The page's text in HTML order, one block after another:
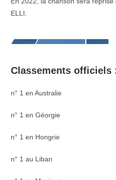
ELLI.
Classements officiels
n° 1 en Australie
n° 1 en Géorgie
n° 1 en Hongrie
n° 1 au Liban